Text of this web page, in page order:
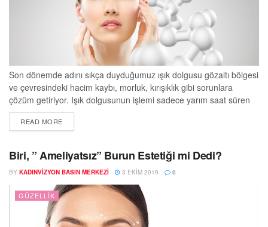
Son dönemde adını sıkça duyduğumuz ışık dolgusu gözaltı bölgesi
ve çevresindeki hacim kaybı, morluk, kırışıklık gibi sorunlara
çözüm getiriyor. Işık dolgusunun işlemi sadece yarım saat süren
ve etkisi hemen görülmeye başlanan bir uygulama olduğunu
söyleyen DoktorTakvimi.com uzmanlarından Prof. Dr. Atay Atabey,
oluşan kırışıklıklar, çökme ve morluklar kişinin olduğundan daha
yaşlı,...
READ MOREDETAILS
Biri, ” Ameliyatsız” Burun Estetiği mi Dedi?
BY KADINVIZYON BASIN MERKEZI 3 EKIM 2019 0
GÜZELLIK